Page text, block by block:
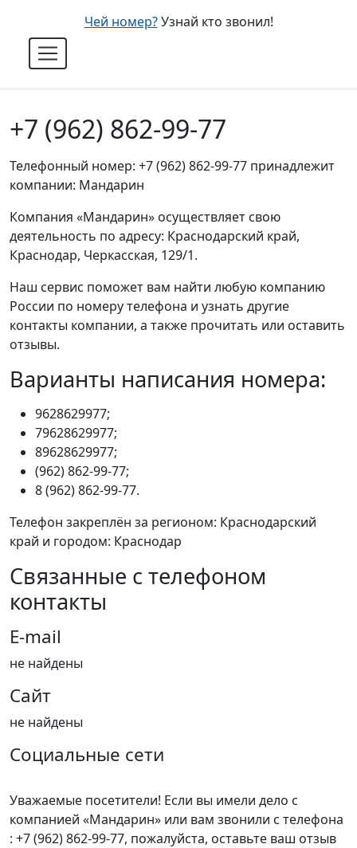
Чей номер? Узнай кто звонил!
+7 (962) 862-99-77
Телефонный номер: +7 (962) 862-99-77 принадлежит
компании: Мандарин
Компания «Мандарин» осуществляет свою
деятельность по адресу: Краснодарский край,
Краснодар, Черкасская, 129/1.
Наш сервис поможет вам найти любую компанию
России по номеру телефона и узнать другие
контакты компании, а также прочитать или оставить
отзывы.
Варианты написания номера:
9628629977;
79628629977;
89628629977;
(962) 862-99-77;
8 (962) 862-99-77.
Телефон закреплён за регионом: Краснодарский
край и городом: Краснодар
Связанные с телефоном
контакты
E-mail
не найдены
Сайт
не найдены
Социальные сети
Уважаемые посетители! Если вы имели дело с
компанией «Мандарин» или вам звонили с телефона
: +7 (962) 862-99-77, пожалуйста, оставьте ваш отзыв